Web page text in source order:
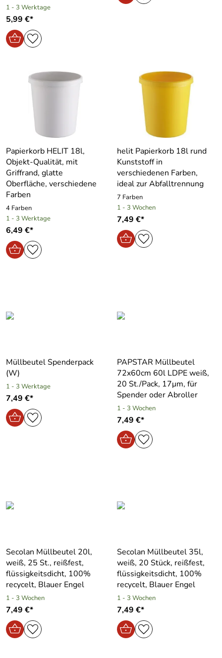
1 - 3 Werktage
5,99 €*
Papierkorb HELIT 18l,
Objekt-Qualität, mit
Griffrand, glatte
Oberfläche, verschiedene
Farben
4 Farben
1 - 3 Werktage
6,49 €*
helit Papierkorb 18l rund
Kunststoff in
verschiedenen Farben,
ideal zur Abfalltrennung
7 Farben
1 - 3 Wochen
7,49 €*
Müllbeutel Spenderpack
(W)
1 - 3 Werktage
7,49 €*
PAPSTAR Müllbeutel
72x60cm 60l LDPE weiß,
20 St./Pack, 17μm, für
Spender oder Abroller
1 - 3 Wochen
7,49 €*
Secolan Müllbeutel 20l,
weiß, 25 St., reißfest,
flüssigkeitsdicht, 100%
recycelt, Blauer Engel
1 - 3 Wochen
7,49 €*
Secolan Müllbeutel 35l,
weiß, 20 Stück, reißfest,
flüssigkeitsdicht, 100%
recycelt, Blauer Engel
1 - 3 Wochen
7,49 €*